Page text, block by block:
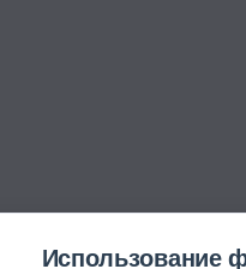
Использование